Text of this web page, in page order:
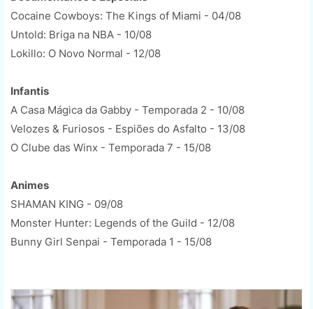
Cocaine Cowboys: The Kings of Miami - 04/08
Untold: Briga na NBA - 10/08
Lokillo: O Novo Normal - 12/08
Infantis
A Casa Mágica da Gabby - Temporada 2 - 10/08
Velozes & Furiosos - Espiões do Asfalto - 13/08
O Clube das Winx - Temporada 7 - 15/08
Animes
SHAMAN KING - 09/08
Monster Hunter: Legends of the Guild - 12/08
Bunny Girl Senpai - Temporada 1 - 15/08